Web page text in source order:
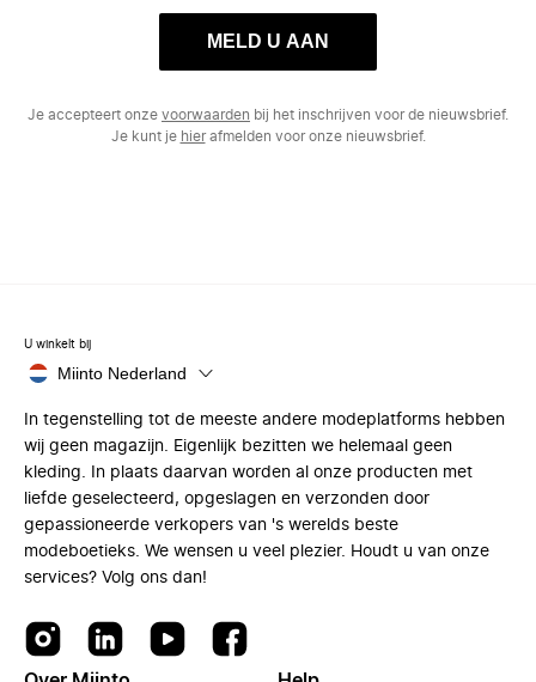
MELD U AAN
Je accepteert onze voorwaarden bij het inschrijven voor de nieuwsbrief.
Je kunt je hierafmelden voor onze nieuwsbrief.
U winkelt bij
Miinto Nederland
In tegenstelling tot de meeste andere modeplatforms hebben
wij geen magazijn. Eigenlijk bezitten we helemaal geen
kleding. In plaats daarvan worden al onze producten met
liefde geselecteerd, opgeslagen en verzonden door
gepassioneerde verkopers van 's werelds beste
modeboetieks. We wensen u veel plezier. Houdt u van onze
services? Volg ons dan!